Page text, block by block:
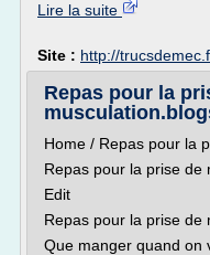
Lire la suite
Site : http://
Repas pour la
Home / Repas pour la
Repas pour la prise de
Edit
Repas pour la prise de
Que manger quand on